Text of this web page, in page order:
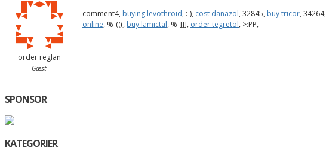
order reglan
Gæst
comment4, buying levothroid, :-), cost danazol, 32845, buy tricor, 34264,
online, %-(((, buy lamictal, %-]]], order tegretol, >:PP,
SPONSOR
KATEGORIER